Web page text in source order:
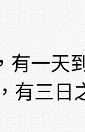
有一天
有三日